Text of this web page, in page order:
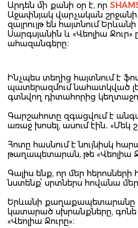
Արդեն մի քանի օր է, որ
Աջափնյակ վարչական շրջանի
զայրույթ են հայտնում
Սարգսյանին և «Վեոլիա
ահազանգերը։
Ինչպես տեղից հայտնում է
պատերազմում նահատկված
գտնվող դիտահորից
Գարշահոտը զգացվում է
առաջ խոսել, ասում էին․
Հոտը հասնում է նույնիսկ
թաղապետարան, թե «Վեոլիա
Գալիս ենք, որ մեր
նստենք՝ սրտներս հովանա
Երևանի քաղաքապետարանը և
կատարած սխրանքները,
«Վեոլիա Ջուրը»։